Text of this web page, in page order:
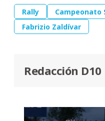
Rally
Campeonato
Fabrizio Zaldívar
Redacción D10